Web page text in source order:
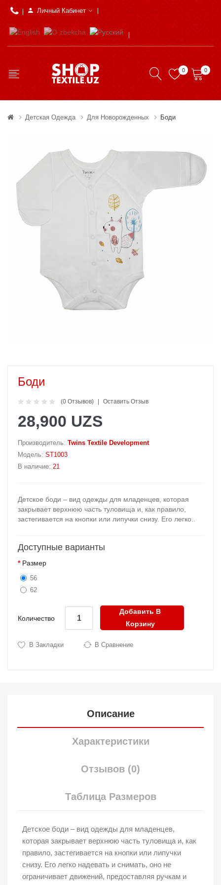
Личный Кабинет
0 0
Детская Одежда Для Новорожденных Боди
Боди
(0 Отзывов) Оставить Отзыв
28,900 UZS
Производитель: Twins Textile Development
Модель: ST1003
В наличие: 21
Детское боди – вид одежды для младенцев, которая
закрывает верхнюю часть туловища и, как правило,
застегивается на кнопки или липучки снизу. Его легко..
Доступные варианты
Размер
56
62
Количество
Добавить В
Корзину
В Закладки В Сравнение
Описание
Характеристики
Отзывов (0)
Таблица Размеров
Детское боди – вид одежды для младенцев,
которая закрывает верхнюю часть туловища и, как
правило, застегивается на кнопки или липучки
снизу. Его легко надевать и снимать, оно не
ограничивает движений, предоставляя ручкам и